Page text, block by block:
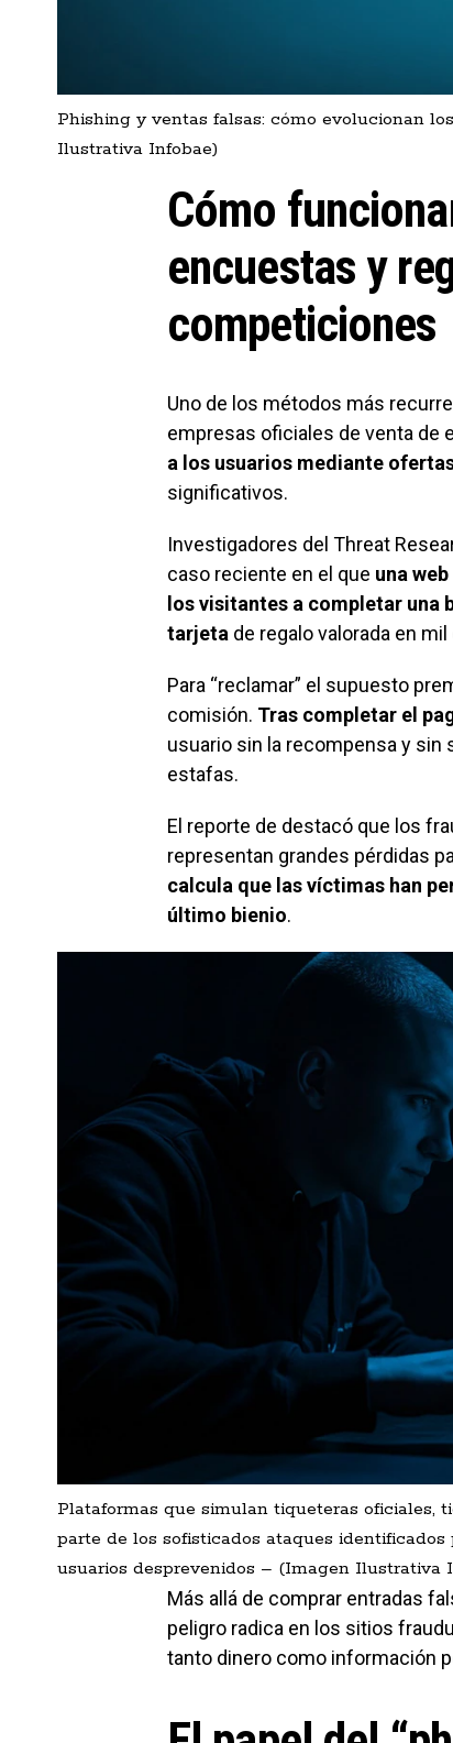
Phishing y ventas falsas: cómo evolucionan
Ilustrativa Infobae)
Cómo
encuestas y
competiciones
Uno de los métodos más
empresas oficiales de venta de
a los usuarios mediante
significativos.
Investigadores del Threat
caso reciente en el que una
los visitantes a completar una
tarjeta de regalo valorada en mil
Para “reclamar” el supuesto
comisión. Tras completar el
usuario sin la recompensa y
estafas.
El reporte de destacó que los
representan grandes pérdidas
calcula que las víctimas han
último bienio.
Plataformas que simulan tiqueteras oficiales,
parte de los sofisticados ataques
usuarios desprevenidos – (Imagen Ilustrativa
Más allá de comprar entradas
peligro radica en los sitios
tanto dinero como información